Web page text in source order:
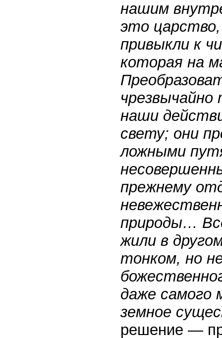
нашим
это
привыкли к
которая на
наши
свету; они
ложными
прежнему
природы…
жили в
тонком, но
даже самого
земное
решение —